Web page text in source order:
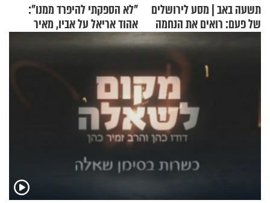
תשעה באב | מסע לירושלים
של פעם: רואים את הנחמה
"לא הספקתי להיפרד ממנו":
אהוד אריאל על אביו, מאיר
אריאל ז"ל